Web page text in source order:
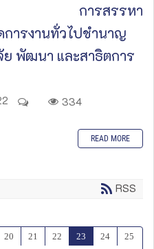
การสรรหา
การงานทั่วไปชำนาญ
พัฒนา และสาธิตการ
334
READ MORE
RSS
20 21 22 23 24
25